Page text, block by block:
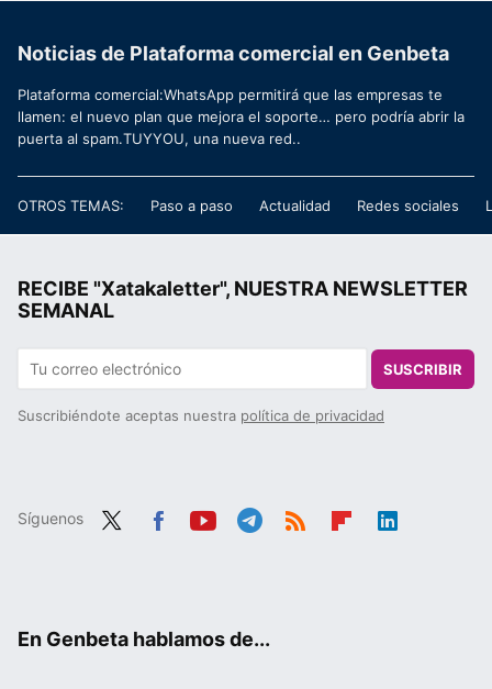
Noticias de Plataforma comercial en Genbeta
Plataforma comercial:WhatsApp permitirá que las empresas te
llamen: el nuevo plan que mejora el soporte… pero podría abrir la
puerta al spam.TUYYOU, una nueva red..
OTROS TEMAS: Paso a paso Actualidad Redes sociales
RECIBE "Xatakaletter", NUESTRA NEWSLETTER
SEMANAL
SUSCRIBIR
Suscribiéndote aceptas nuestra política de privacidad
Síguenos
En Genbeta hablamos de...